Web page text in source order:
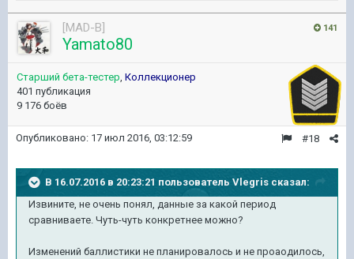
141
[MAD-B]
Yamato80
Старший бета-тестер, Коллекционер
401 публикация
9 176 боёв
#18
Опубликовано: 17 июл 2016, 03:12:59
В 16.07.2016 в 20:23:21 пользователь Vlegris сказал:
Извините, не очень понял, данные за какой период
сравниваете. Чуть-чуть конкретнее можно?
Изменений баллистики не планировалось и не проаодилось,